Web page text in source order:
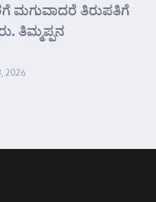
ಮಗುವಾದರೆ ತಿರುಪತಿಗೆ
ತಿಮ್ಮಪ್ಪನ
2026